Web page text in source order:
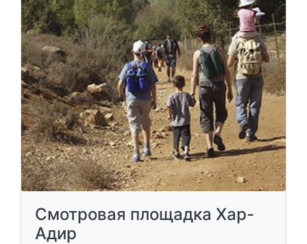
Смотровая площадка Хар-
Адир